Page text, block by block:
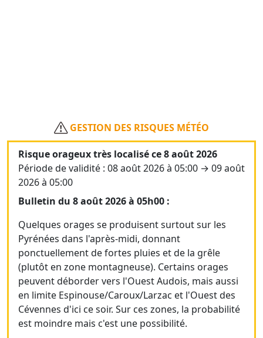
GESTION DES RISQUES MÉTÉO
Risque orageux très localisé ce 8 août 2026
Période de validité : 08 août 2026 à 05:00 → 09 août
2026 à 05:00
Bulletin du 8 août 2026 à 05h00 :
Quelques orages se produisent surtout sur les
Pyrénées dans l'après-midi, donnant
ponctuellement de fortes pluies et de la grêle
(plutôt en zone montagneuse). Certains orages
peuvent déborder vers l'Ouest Audois, mais aussi
en limite Espinouse/Caroux/Larzac et l'Ouest des
Cévennes d'ici ce soir. Sur ces zones, la probabilité
est moindre mais c'est une possibilité.